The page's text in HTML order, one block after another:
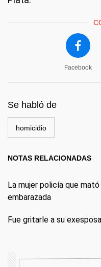
Facebook
Se habló de
homicidio
NOTAS RELACIONADAS
La mujer policía que
embarazada
Fue gritarle a su